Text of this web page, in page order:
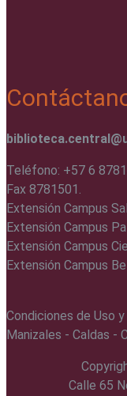
Teléfono: +57 6
Fax 8781501.
Extensión Campus
Extensión Campus
Extensión Campus
Extensión Campus
Condiciones de Uso
Manizales - Caldas -
Calle 65